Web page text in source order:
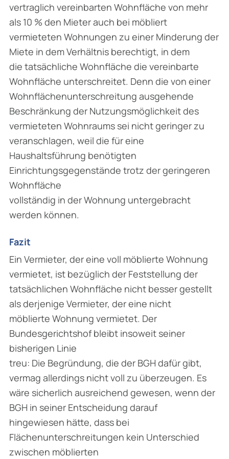
vertraglich vereinbarten Wohnfläche von mehr
als 10 % den Mieter auch bei möbliert
vermieteten Wohnungen zu einer Minderung der
Miete in dem Verhältnis berechtigt, in dem
die tatsächliche Wohnfläche die vereinbarte
Wohnfläche unterschreitet. Denn die von einer
Wohnflächenunterschreitung ausgehende
Beschränkung der Nutzungsmöglichkeit des
vermieteten Wohnraums sei nicht geringer zu
veranschlagen, weil die für eine
Haushaltsführung benötigten
Einrichtungsgegenstände trotz der geringeren
Wohnfläche
vollständig in der Wohnung untergebracht
werden können.
Fazit
Ein Vermieter, der eine voll möblierte Wohnung
vermietet, ist bezüglich der Feststellung der
tatsächlichen Wohnfläche nicht besser gestellt
als derjenige Vermieter, der eine nicht
möblierte Wohnung vermietet. Der
Bundesgerichtshof bleibt insoweit seiner
bisherigen Linie
treu: Die Begründung, die der BGH dafür gibt,
vermag allerdings nicht voll zu überzeugen. Es
wäre sicherlich ausreichend gewesen, wenn der
BGH in seiner Entscheidung darauf
hingewiesen hätte, dass bei
Flächenunterschreitungen kein Unterschied
zwischen möblierten